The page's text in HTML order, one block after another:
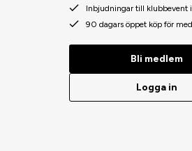
Inbjudningar till klubbevent
90 dagars öppet köp för
Bli medlem
Logga in